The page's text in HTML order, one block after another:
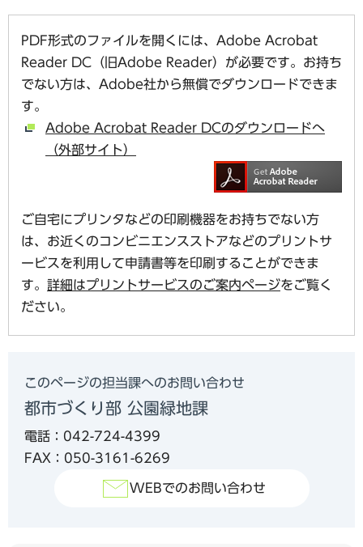
PDF形式のファイルを開くには、Adobe Acrobat
Reader DC（旧Adobe Reader）が必要です。お持ち
でない方は、Adobe社から無償でダウンロードできま
す。
Adobe Acrobat Reader DCのダウンロードへ
（外部サイト）
ご自宅にプリンタなどの印刷機器をお持ちでない方
は、お近くのコンビニエンスストアなどのプリントサ
ービスを利用して申請書等を印刷することができま
す。 詳細はプリントサービスのご案内ページをご覧く
ださい。
このページの担当課へのお問い合わせ
都市づくり部 公園緑地課
電話：042-724-4399
FAX：050-3161-6269
WEBでのお問い合わせ